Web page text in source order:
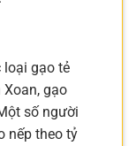
loại gạo tẻ
gạo
số người
nếp theo tỷ